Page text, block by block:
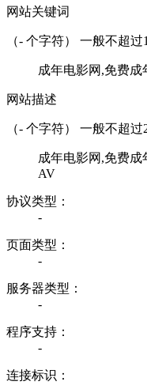
网站关键词
（- 个字符） 一般不超过
成年电影网,免费
网站描述
（- 个字符） 一般不超过
成年电影网,免费
AV
协议类型：
-
页面类型：
-
服务器类型：
-
程序支持：
-
连接标识：